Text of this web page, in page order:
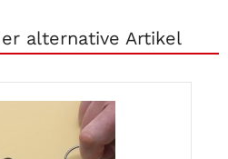
alternative Artikel